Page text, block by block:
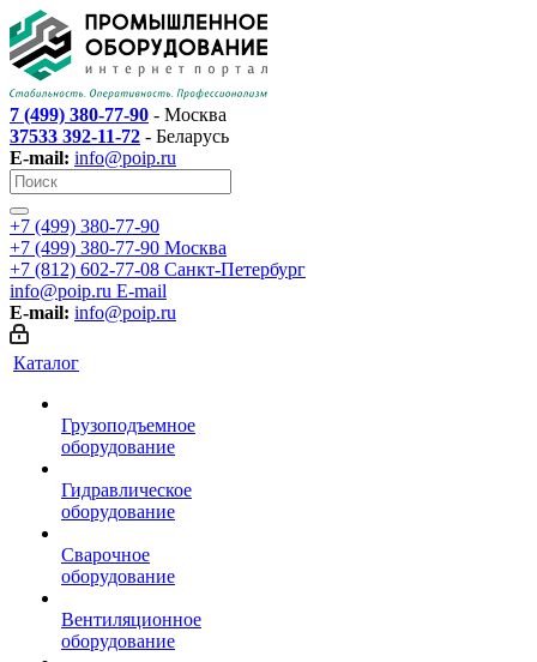
7 (499) 380-77-90 - Москва
37533 392-11-72 - Беларусь
E-mail: info@poip.ru
+7 (499) 380-77-90
+7 (499) 380-77-90 Москва
+7 (812) 602-77-08 Санкт-Петербург
info@poip.ru E-mail
E-mail: info@poip.ru
Каталог
Грузоподъемное
оборудование
Гидравлическое
оборудование
Сварочное
оборудование
Вентиляционное
оборудование